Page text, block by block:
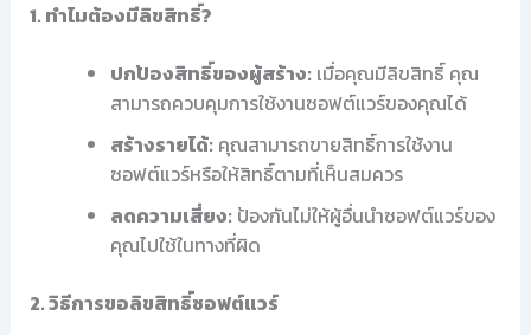
1. ทำไมต้องมีลิขสิทธิ์?
ปกป้องสิทธิ์ของผู้สร้าง: เมื่อคุณมีลิขสิทธิ์ คุณ
สามารถควบคุมการใช้งานซอฟต์แวร์ของคุณได้
สร้างรายได้: คุณสามารถขายสิทธิ์การใช้งาน
ซอฟต์แวร์หรือให้สิทธิ์ตามที่เห็นสมควร
ลดความเสี่ยง: ป้องกันไม่ให้ผู้อื่นนำซอฟต์แวร์ของ
คุณไปใช้ในทางที่ผิด
2. วิธีการขอลิขสิทธิ์ซอฟต์แวร์